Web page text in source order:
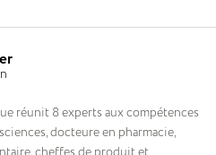
réunit 8 experts aux compétences
docteure en pharmacie,